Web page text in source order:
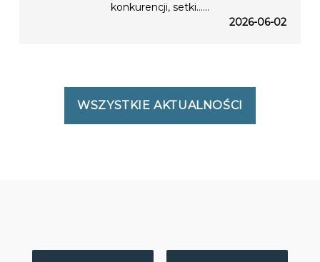
konkurencji, setki…...
2026-06-02
WSZYSTKIE AKTUALNOŚCI